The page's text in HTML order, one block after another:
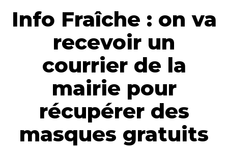
Info Fraîche : on va
recevoir un
courrier de la
mairie pour
récupérer des
masques gratuits